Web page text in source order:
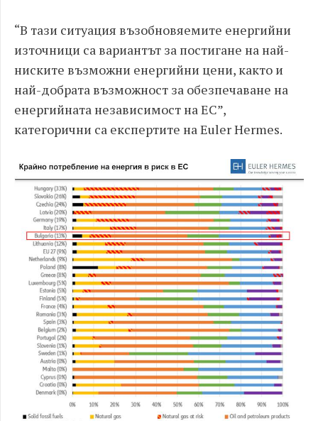
“В тази ситуация възобновяемите енергийни
източници са вариантът за постигане на най-
ниските възможни енергийни цени, както и
най-добрата възможност за обезпечаване на
енергийната независимост на ЕС”,
категорични са експертите на Euler Hermes.